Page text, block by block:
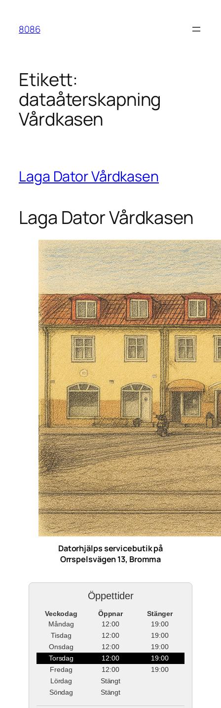
innehåll
8086
Etikett:
dataåterskapning
Vårdkasen
Laga Dator Vårdkasen
Laga Dator Vårdkasen
Datorhjälps servicebutik på
Orrspelsvägen 13, Bromma
Öppettider
Veckodag Öppnar
Stänger
Måndag
12:00
19:00
Tisdag
12:00
19:00
Onsdag
12:00
19:00
Torsdag
12:00
19:00
Fredag
12:00
19:00
Lördag
Stängt
Söndag
Stängt